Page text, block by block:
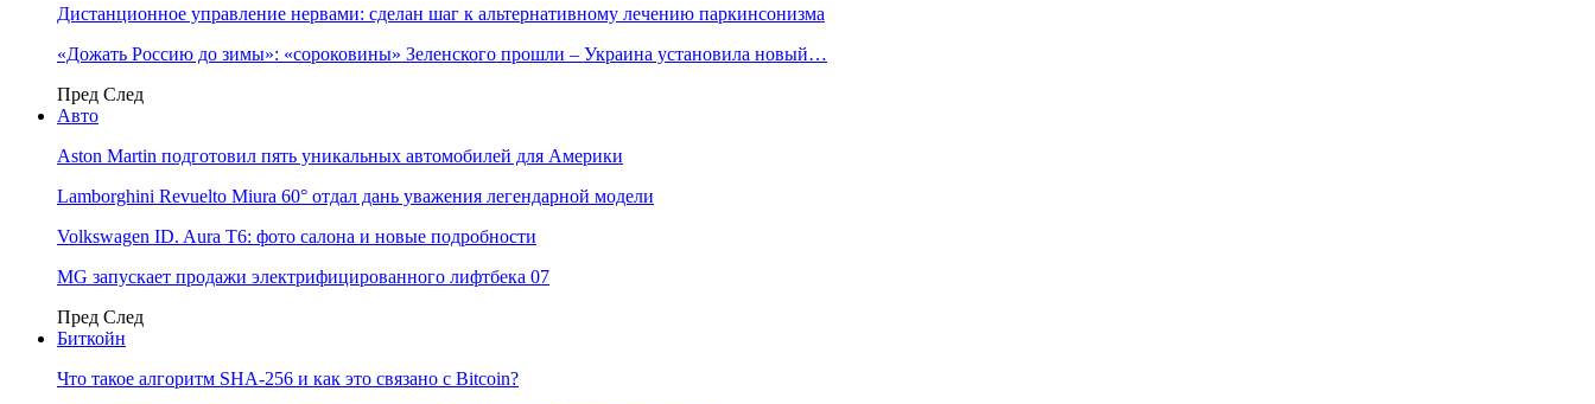
Дистанционное управление нервами: сделан шаг к альтернативному лечению паркинсонизма
«Дожать Россию до зимы»: «сороковины» Зеленского прошли – Украина установила новый…
Пред След
Авто
Aston Martin подготовил пять уникальных автомобилей для Америки
Lamborghini Revuelto Miura 60° отдал дань уважения легендарной модели
Volkswagen ID. Aura T6: фото салона и новые подробности
MG запускает продажи электрифицированного лифтбека 07
Пред След
Биткойн
Что такое алгоритм SHA-256 и как это связано с Bitcoin?